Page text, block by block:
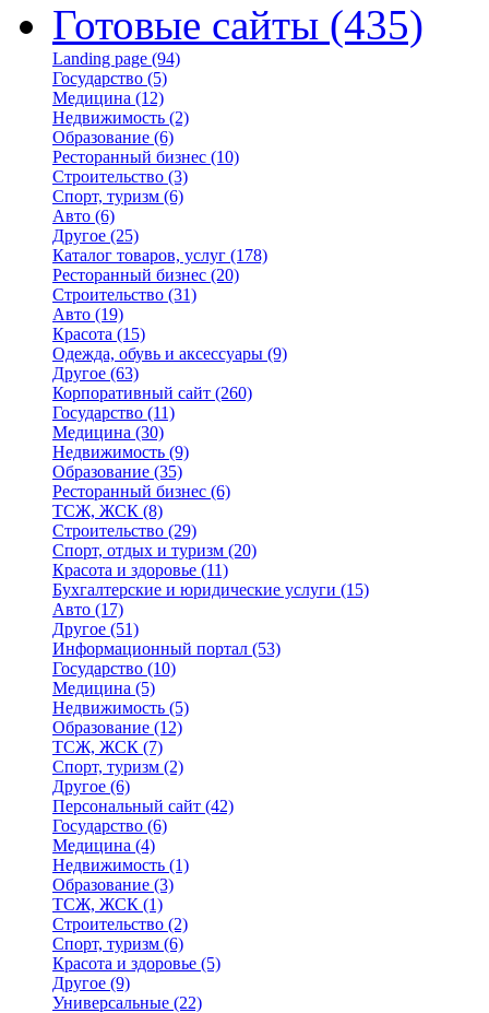
Готовые сайты (435)
Landing page (94)
Государство (5)
Медицина (12)
Недвижимость (2)
Образование (6)
Ресторанный бизнес (10)
Строительство (3)
Спорт, туризм (6)
Авто (6)
Другое (25)
Каталог товаров, услуг (178)
Ресторанный бизнес (20)
Строительство (31)
Авто (19)
Красота (15)
Одежда, обувь и аксессуары (9)
Другое (63)
Корпоративный сайт (260)
Государство (11)
Медицина (30)
Недвижимость (9)
Образование (35)
Ресторанный бизнес (6)
ТСЖ, ЖСК (8)
Строительство (29)
Спорт, отдых и туризм (20)
Красота и здоровье (11)
Бухгалтерские и юридические услуги (15)
Авто (17)
Другое (51)
Информационный портал (53)
Государство (10)
Медицина (5)
Недвижимость (5)
Образование (12)
ТСЖ, ЖСК (7)
Спорт, туризм (2)
Другое (6)
Персональный сайт (42)
Государство (6)
Медицина (4)
Недвижимость (1)
Образование (3)
ТСЖ, ЖСК (1)
Строительство (2)
Спорт, туризм (6)
Красота и здоровье (5)
Другое (9)
Универсальные (22)